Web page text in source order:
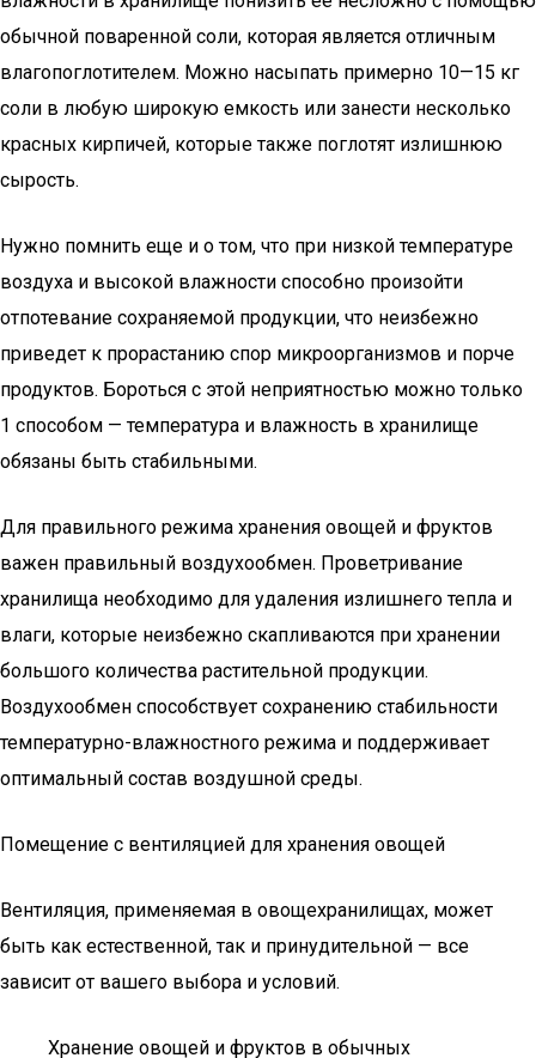
обычной поваренной соли, которая является отличным
влагопоглотителем. Можно насыпать примерно 10—15 кг
соли в любую широкую емкость или занести несколько
красных кирпичей, которые также поглотят излишнюю
сырость.
Нужно помнить еще и о том, что при низкой температуре
воздуха и высокой влажности способно произойти
отпотевание сохраняемой продукции, что неизбежно
приведет к прорастанию спор микроорганизмов и порче
продуктов. Бороться с этой неприятностью можно только
1 способом — температура и влажность в хранилище
обязаны быть стабильными.
Для правильного режима хранения овощей и фруктов
важен правильный воздухообмен. Проветривание
хранилища необходимо для удаления излишнего тепла и
влаги, которые неизбежно скапливаются при хранении
большого количества растительной продукции.
Воздухообмен способствует сохранению стабильности
температурно-влажностного режима и поддерживает
оптимальный состав воздушной среды.
Помещение с вентиляцией для хранения овощей
Вентиляция, применяемая в овощехранилищах, может
быть как естественной, так и принудительной — все
зависит от вашего выбора и условий.
Хранение овощей и фруктов в обычных